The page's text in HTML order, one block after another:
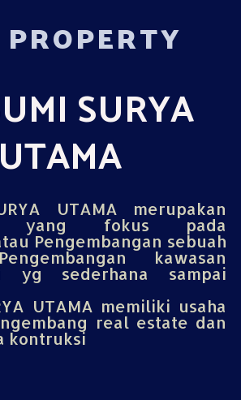
SURYA
UTAMA
UTAMA merupakan
yang fokus pada
Pengembangan sebuah
kawasan
yg sederhana sampai
UTAMA memiliki usaha
real estate dan
kontruksi